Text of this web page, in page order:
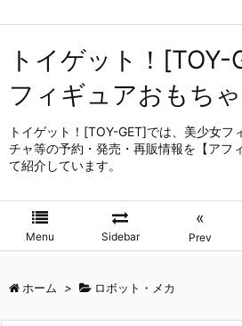
トイゲット！[TOY-
フィギュアおもち
トイゲット！[TOY-GET]では、美少女フ
チャ等の予約・発売・再販情報を【アフ
て紹介しています。
Menu Sidebar
«
Prev
ホーム > ロボット・メカ